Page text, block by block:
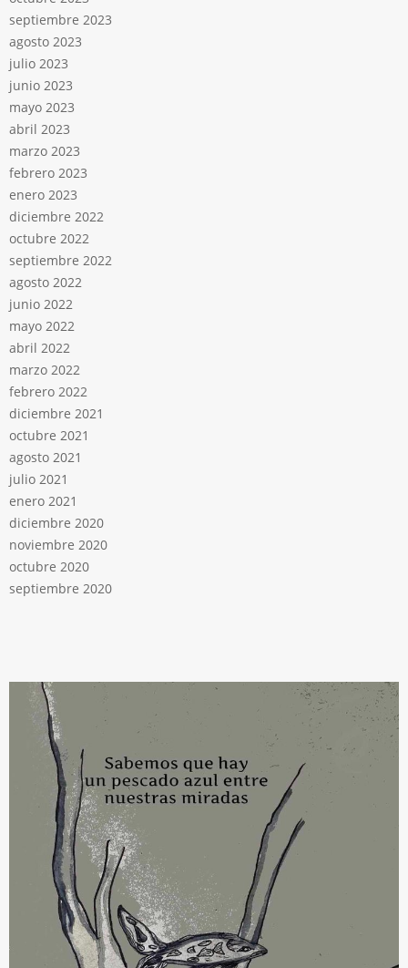
septiembre 2023
agosto 2023
julio 2023
junio 2023
mayo 2023
abril 2023
marzo 2023
febrero 2023
enero 2023
diciembre 2022
octubre 2022
septiembre 2022
agosto 2022
junio 2022
mayo 2022
abril 2022
marzo 2022
febrero 2022
diciembre 2021
octubre 2021
agosto 2021
julio 2021
enero 2021
diciembre 2020
noviembre 2020
octubre 2020
septiembre 2020